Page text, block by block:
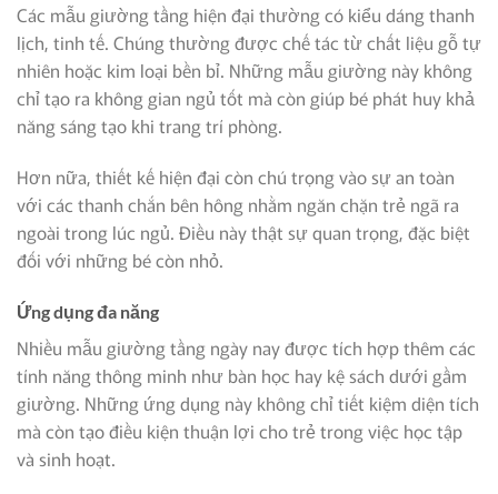
Các mẫu giường tầng hiện đại thường có kiểu dáng thanh
lịch, tinh tế. Chúng thường được chế tác từ chất liệu gỗ tự
nhiên hoặc kim loại bền bỉ. Những mẫu giường này không
chỉ tạo ra không gian ngủ tốt mà còn giúp bé phát huy khả
năng sáng tạo khi trang trí phòng.
Hơn nữa, thiết kế hiện đại còn chú trọng vào sự an toàn
với các thanh chắn bên hông nhằm ngăn chặn trẻ ngã ra
ngoài trong lúc ngủ. Điều này thật sự quan trọng, đặc biệt
đối với những bé còn nhỏ.
Ứng dụng đa năng
Nhiều mẫu giường tầng ngày nay được tích hợp thêm các
tính năng thông minh như bàn học hay kệ sách dưới gầm
giường. Những ứng dụng này không chỉ tiết kiệm diện tích
mà còn tạo điều kiện thuận lợi cho trẻ trong việc học tập
và sinh hoạt.